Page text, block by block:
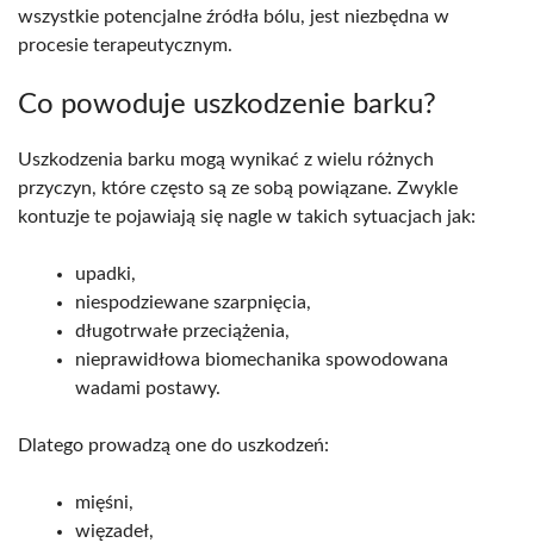
wszystkie potencjalne źródła bólu, jest niezbędna w
procesie terapeutycznym.
Co powoduje uszkodzenie barku?
Uszkodzenia barku mogą wynikać z wielu różnych
przyczyn, które często są ze sobą powiązane. Zwykle
kontuzje te pojawiają się nagle w takich sytuacjach jak:
upadki,
niespodziewane szarpnięcia,
długotrwałe przeciążenia,
nieprawidłowa biomechanika spowodowana
wadami postawy.
Dlatego prowadzą one do uszkodzeń:
mięśni,
więzadeł,